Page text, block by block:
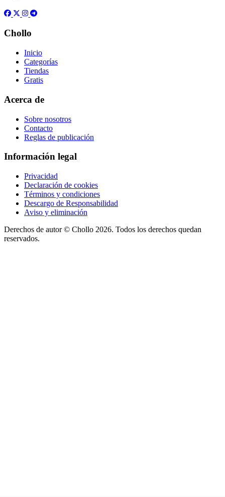
Chollo
Inicio
Categorías
Tiendas
Gratis
Acerca de
Sobre nosotros
Contacto
Reglas de publicación
Información legal
Privacidad
Declaración de cookies
Términos y condiciones
Descargo de Responsabilidad
Aviso y eliminación
Derechos de autor © Chollo 2026. Todos los derechos quedan
reservados.